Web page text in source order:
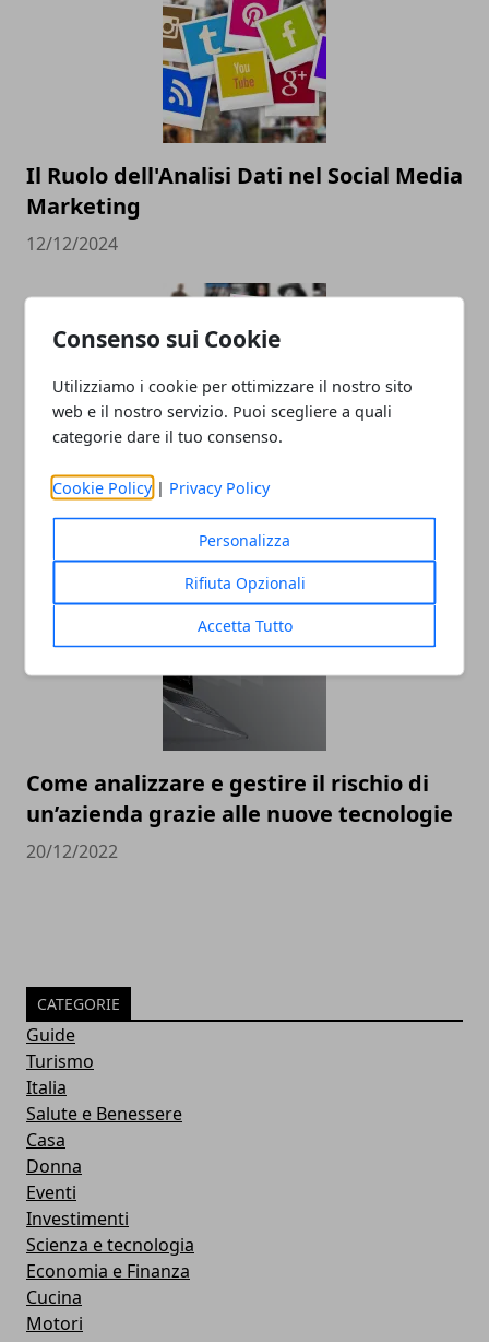
Consenso sui Cookie
Utilizziamo i cookie per ottimizzare il nostro sito
web e il nostro servizio. Puoi scegliere a quali
categorie dare il tuo consenso.
Cookie Policy | Privacy Policy
Personalizza
Rifiuta Opzionali
Accetta Tutto
Il Ruolo dell'Analisi Dati nel Social Media
Marketing
12/12/2024
Pubblicità sui social: come farla e
perché è importante
Come analizzare e gestire il rischio di
un’azienda grazie alle nuove tecnologie
20/12/2022
CATEGORIE
Guide
Turismo
Italia
Salute e Benessere
Casa
Donna
Eventi
Investimenti
Scienza e tecnologia
Economia e Finanza
Cucina
Motori